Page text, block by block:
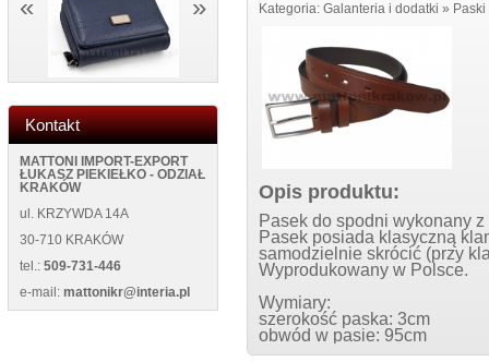
« »
Kontakt
MATTONI IMPORT-EXPORT
ŁUKASZ PIEKIEŁKO - ODZIAŁ
KRAKÓW
ul. KRZYWDA 14A
30-710 KRAKÓW
tel.: 509-731-446
e-mail: mattonikr@interia.pl
Kategoria: Galanteria i dodatki » Paski
Opis produktu:
Pasek do spodni wykonany
Pasek posiada klasyczną
samodzielnie skrócić (przy
Wyprodukowany w Polsce.
Wymiary:
szerokość paska: 3cm
obwód w pasie: 95cm